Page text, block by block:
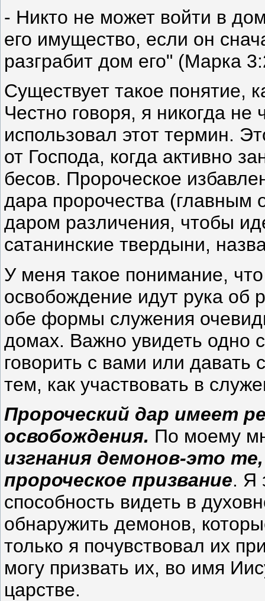
- Никто не может войти в
его имущество, если он
разграбит дом его" (Марка
Существует такое понятие,
Честно говоря, я никогда
использовал этот термин.
от Господа, когда активно
бесов. Пророческое
дара пророчества (главным
даром различения, чтобы
сатанинские твердыни,
У меня такое понимание,
освобождение идут рука об
обе формы служения
домах. Важно увидеть одно
говорить с вами или давать
тем, как участвовать в
Пророческий дар имеет
освобождения. По моему
изгнания демонов-это
пророческое призвание. Я
способность видеть в
обнаружить демонов,
только я почувствовал их
могу призвать их, во имя
царстве.